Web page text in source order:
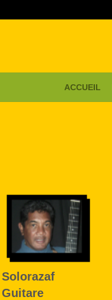
ACCUEIL
Solorazaf
Guitare